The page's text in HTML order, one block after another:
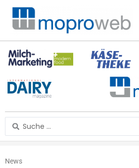
Zum
Inhalt
springen
Search
...
News